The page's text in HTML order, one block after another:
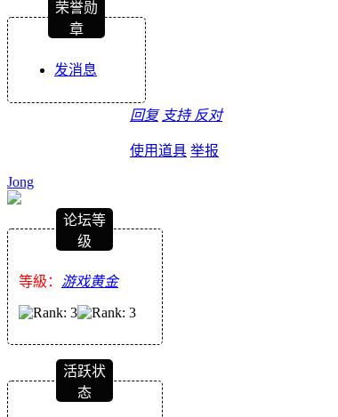
荣誉勋
章
发消息
回复 支持 反对
使用道具 举报
Jong
论坛等
级
等級： 游戏黄金
活跃状
态